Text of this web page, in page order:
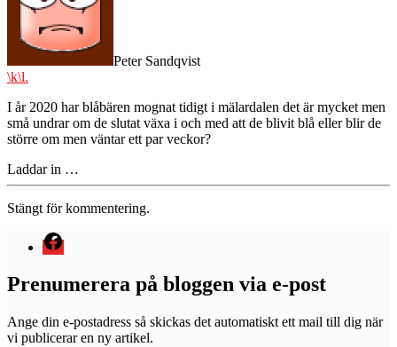
Peter Sandqvist
\k\l.
I år 2020 har blåbären mognat tidigt i mälardalen det är mycket men
små undrar om de slutat växa i och med att de blivit blå eller blir de
större om men väntar ett par veckor?
Laddar in …
Stängt för kommentering.
Menyval
Prenumerera på bloggen via e-post
Ange din e-postadress så skickas det automatiskt ett mail till dig när
vi publicerar en ny artikel.